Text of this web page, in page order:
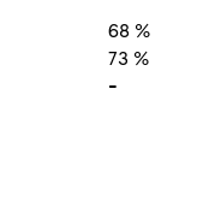
68 %
73 %
-